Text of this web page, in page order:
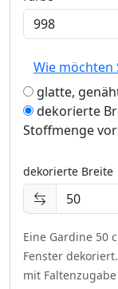
Wie möchten
glatte,
dekorierte
Stoffmenge
dekorierte Breite
Eine Gardine 50
Fenster dekoriert.
mit